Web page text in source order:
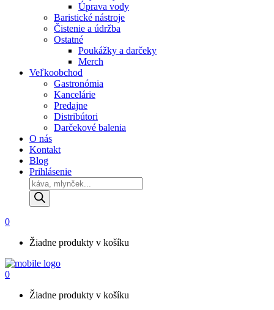
Úprava vody
Baristické nástroje
Čistenie a údržba
Ostatné
Poukážky a darčeky
Merch
Veľkoobchod
Gastronómia
Kancelárie
Predajne
Distribútori
Darčekové balenia
O nás
Kontakt
Blog
Prihlásenie
Products
search
0
Žiadne produkty v košíku
0
Žiadne produkty v košíku